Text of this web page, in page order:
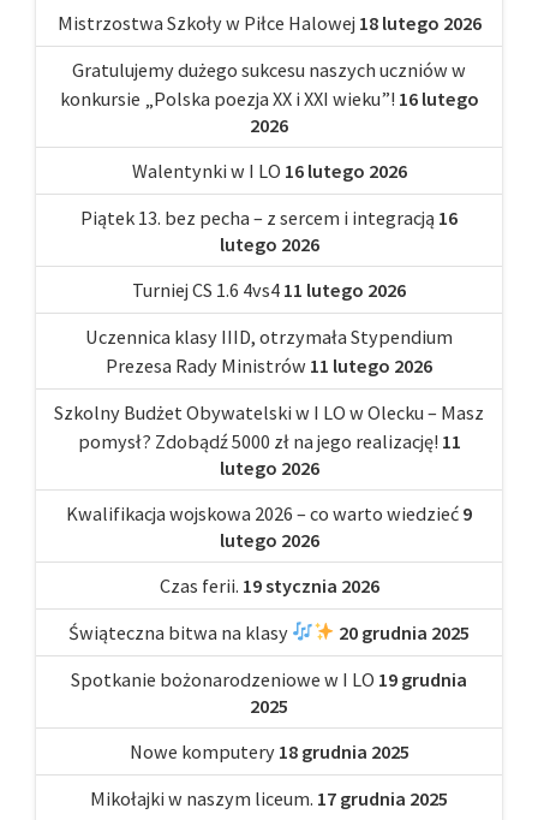
Mistrzostwa Szkoły w Piłce Halowej 18 lutego 2026
Gratulujemy dużego sukcesu naszych uczniów w
konkursie „Polska poezja XX i XXI wieku”! 16 lutego
2026
Walentynki w I LO 16 lutego 2026
Piątek 13. bez pecha – z sercem i integracją 16
lutego 2026
Turniej CS 1.6 4vs4 11 lutego 2026
Uczennica klasy IIID, otrzymała Stypendium
Prezesa Rady Ministrów 11 lutego 2026
Szkolny Budżet Obywatelski w I LO w Olecku – Masz
pomysł? Zdobądź 5000 zł na jego realizację! 11
lutego 2026
Kwalifikacja wojskowa 2026 – co warto wiedzieć 9
lutego 2026
Czas ferii. 19 stycznia 2026
Świąteczna bitwa na klasy
20 grudnia 2025
Spotkanie bożonarodzeniowe w I LO 19 grudnia
2025
Nowe komputery 18 grudnia 2025
Mikołajki w naszym liceum. 17 grudnia 2025